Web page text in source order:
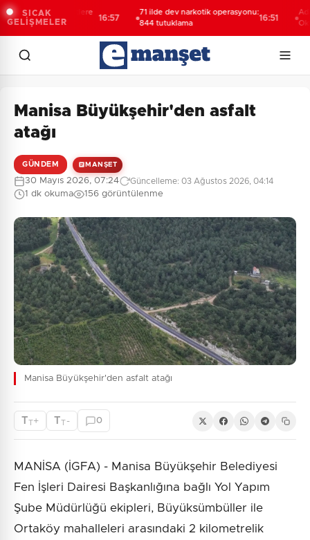
SICAK
GELİŞMELER
afetlere
araç
71 ilde dev narkotik operasyonu:
844 tutuklama
16:51
Adalet
Oktay'ın
Manisa Büyükşehir'den asfalt
atağı
GÜNDEM MANŞET
30 Mayıs 2026, 07:24 Güncelleme: 03 Ağustos 2026, 04:14
1 dk okuma 156 görüntülenme
Manisa Büyükşehir'den asfalt atağı
TT+ TT - 0
MANİSA (İGFA) - Manisa Büyükşehir Belediyesi
Fen İşleri Dairesi Başkanlığına bağlı Yol Yapım
Şube Müdürlüğü ekipleri, Büyüksümbüller ile
Ortaköy mahalleleri arasındaki 2 kilometrelik